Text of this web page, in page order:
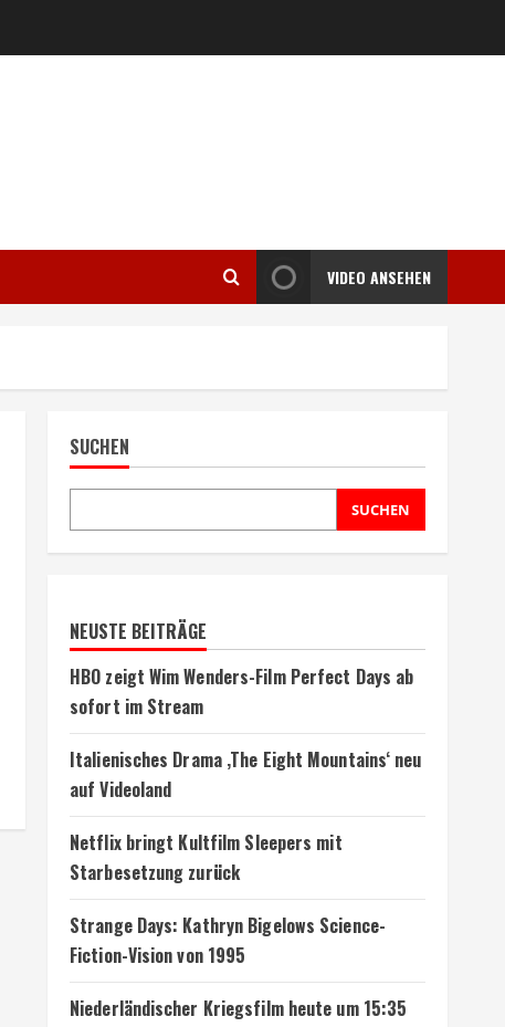
VIDEO ANSEHEN
SUCHEN
SUCHEN
NEUSTE BEITRÄGE
HBO zeigt Wim Wenders-Film Perfect Days ab
sofort im Stream
Italienisches Drama ‚The Eight Mountains‘ neu
auf Videoland
Netflix bringt Kultfilm Sleepers mit
Starbesetzung zurück
Strange Days: Kathryn Bigelows Science-
Fiction-Vision von 1995
Niederländischer Kriegsfilm heute um 15:35